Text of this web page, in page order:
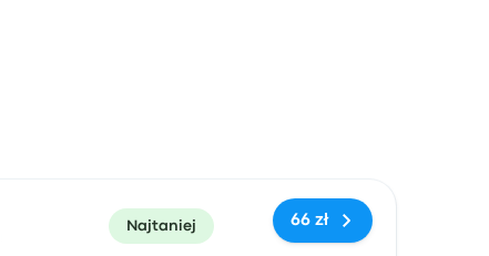
Najtaniej 66 zł